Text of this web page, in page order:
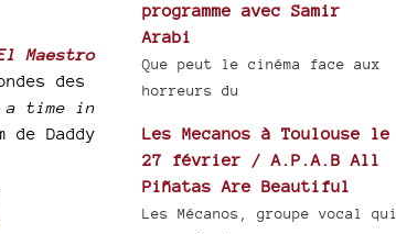
Maestro
des
a time in
de Daddy
programme avec Samir
Arabi
Que peut le cinéma face aux
horreurs du
Les Mecanos à Toulouse le
27 février / A.P.A.B All
Piñatas Are Beautiful
Les Mécanos, groupe vocal qui